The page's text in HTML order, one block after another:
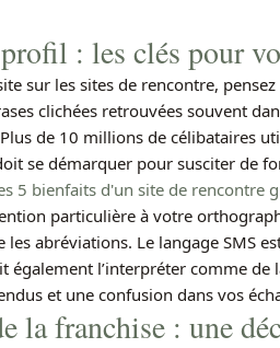
: les clés pour
sur les sites de rencontre,
clichées retrouvées souvent
de 10 millions de célibataires
se démarquer pour susciter de
5 bienfaits d'un site de rencontre
particulière à votre
abréviations. Le langage SMS
l’interpréter comme de
et une confusion dans vos
la franchise : une